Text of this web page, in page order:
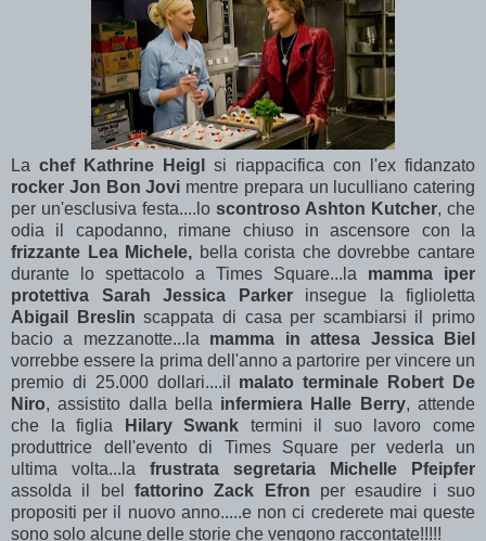
La chef Kathrine Heigl
si riappacifica con l'ex fidanzato
rocker Jon Bon Jovi mentre prepara un luculliano catering
per un'esclusiva festa....lo scontroso Ashton Kutcher, che
odia il capodanno, rimane chiuso in ascensore con la
frizzante Lea Michele, bella corista che dovrebbe cantare
durante lo spettacolo a Times Square...la mamma iper
protettiva Sarah Jessica Parkerinsegue la figlioletta
Abigail Breslin scappata di casa per scambiarsi il primo
bacio a mezzanotte...la mamma in attesa Jessica Biel
vorrebbe essere la prima dell'anno a partorire per vincere un
premio di 25.000 dollari....il malato terminale Robert De
Niro, assistito dalla bella infermiera Halle Berry, attende
che la figlia
Hilary Swank termini il suo lavoro come
produttrice dell'evento di Times Square per vederla un
ultima volta...la frustrata segretaria Michelle Pfeipfer
assolda il bel fattorino Zack Efron per esaudire i suo
propositi per il nuovo anno.....e non ci crederete mai queste
sono solo alcune delle storie che vengono raccontate!!!!!